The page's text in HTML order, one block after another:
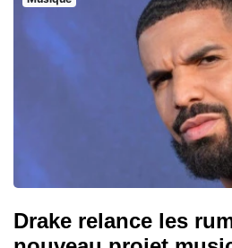
Drake relance les